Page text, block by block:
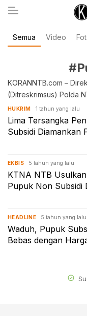
koranntb.com
Semua Video
KORANNTB.com –
(Ditreskrimsus) Polda
HUKRIM 1 tahun yang lalu
Lima Tersangka
Subsidi Diamankan
EKBIS 5 tahun yang lalu
KTNA NTB
Pupuk Non Subsidi
HEADLINE 5 tahun yang lalu
Waduh, Pupuk
Bebas dengan